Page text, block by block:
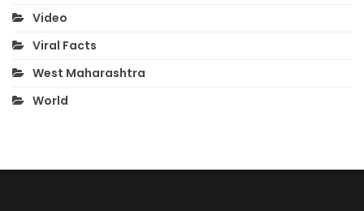
Video
Viral Facts
West Maharashtra
World